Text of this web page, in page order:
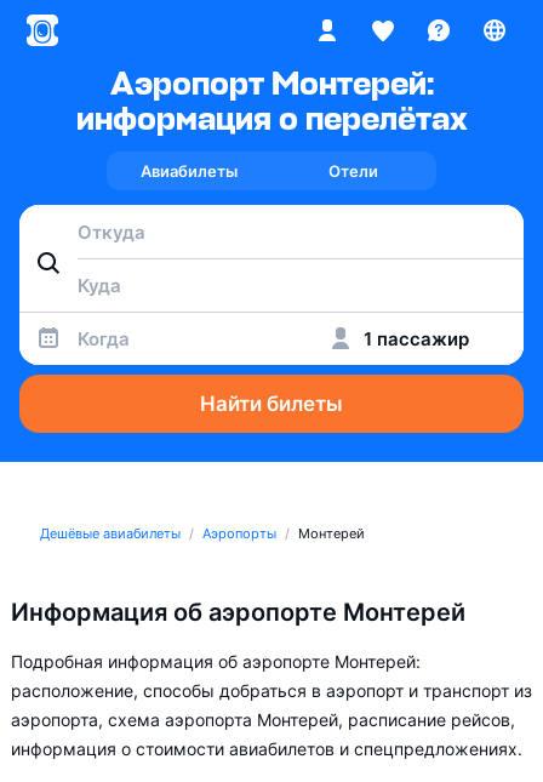
Аэропорт Монтерей:
информация о перелётах
Авиабилеты Отели
Когда 1 пассажир
Найти билеты
Дешёвые авиабилеты Аэропорты Монтерей
Информация об аэропорте Монтерей
Подробная информация об аэропорте Монтерей:
расположение, способы добраться в аэропорт и транспорт из
аэропорта, схема аэропорта Монтерей, расписание рейсов,
информация о стоимости авиабилетов и спецпредложениях.